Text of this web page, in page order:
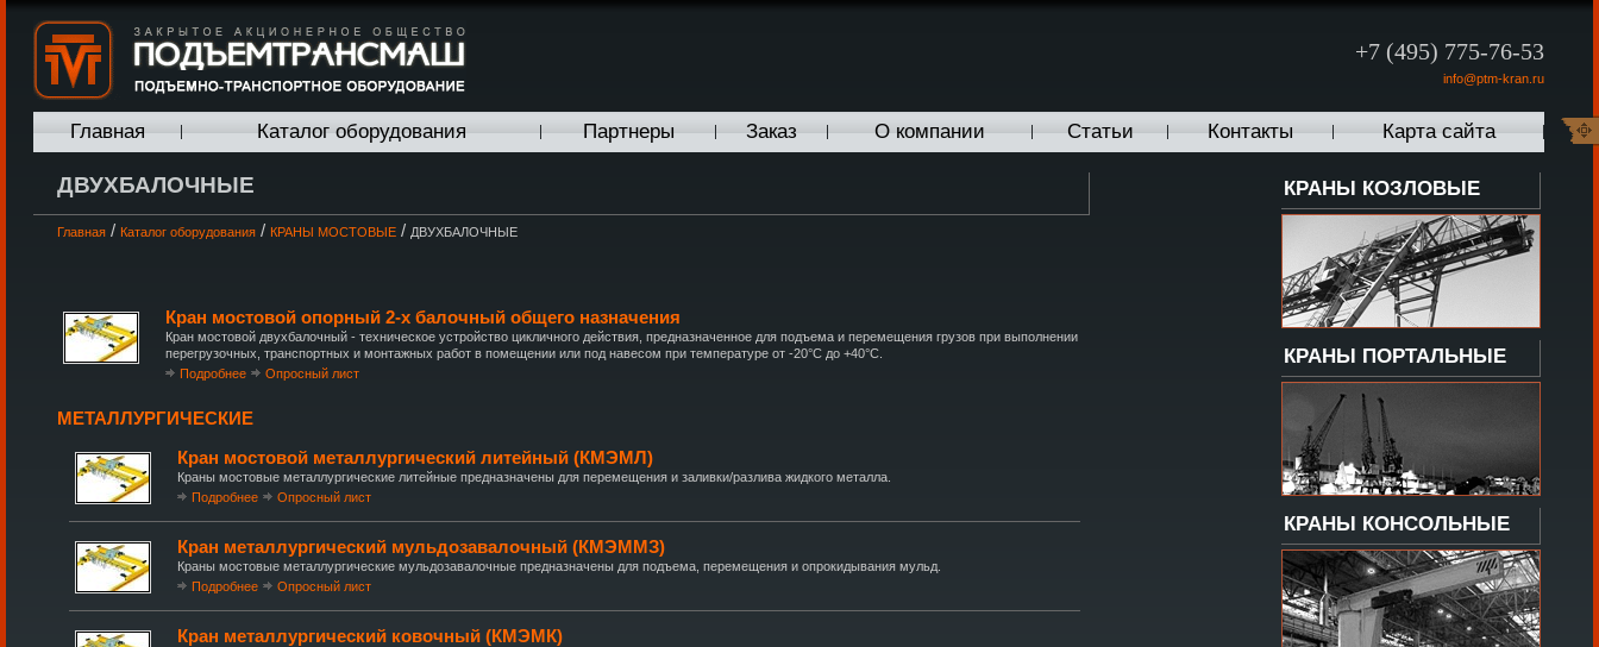
+7 (495) 775-76-53
info@ptm-kran.ru
Главная Каталог оборудования Партнеры Заказ О компании Статьи Контакты Карта сайта
ДВУХБАЛОЧНЫЕ
Главная / Каталог оборудования / КРАНЫ МОСТОВЫЕ / ДВУХБАЛОЧНЫЕ
Кран мостовой опорный 2-х балочный общего назначения
Кран мостовой двухбалочный - техническое устройство цикличного действия, предназначенное для подъема и перемещения грузов при выполнении
перегрузочных, транспортных и монтажных работ в помещении или под навесом при температуре от -20°С до +40°С.
Подробнее
Опросный лист
МЕТАЛЛУРГИЧЕСКИЕ
Кран мостовой металлургический литейный (КМЭМЛ)
Краны мостовые металлургические литейные предназначены для перемещения и заливки/разлива жидкого металла.
Подробнее
Опросный лист
Кран металлургический мульдозавалочный (КМЭММЗ)
Краны мостовые металлургические мульдозавалочные предназначены для подъема, перемещения и опрокидывания мульд.
Подробнее
Опросный лист
Кран металлургический ковочный (КМЭМК)
КРАНЫ КОЗЛОВЫЕ
КРАНЫ ПОРТАЛЬНЫЕ
КРАНЫ КОНСОЛЬНЫЕ